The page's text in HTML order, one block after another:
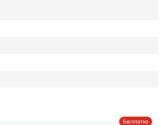
Бесплатно